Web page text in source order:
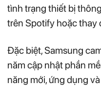
tình trạng thiết bị
trên Spotify hoặc thay
Đặc biệt, Samsung
năm cập nhật phần
năng mới, ứng dụng